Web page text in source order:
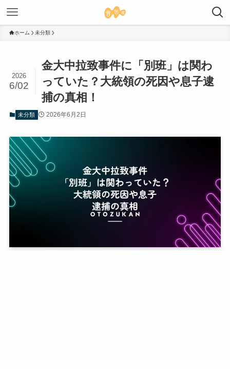
ホーム 未分類
金大中拉致事件に「別班」は関わ
っていた？大統領の死因や息子逮
捕の真相！
2026
6/02
未分類 2026年6月2日